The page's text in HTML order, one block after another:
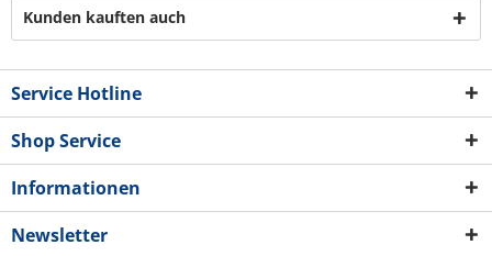
Kunden kauften auch
Service Hotline
Shop Service
Informationen
Newsletter